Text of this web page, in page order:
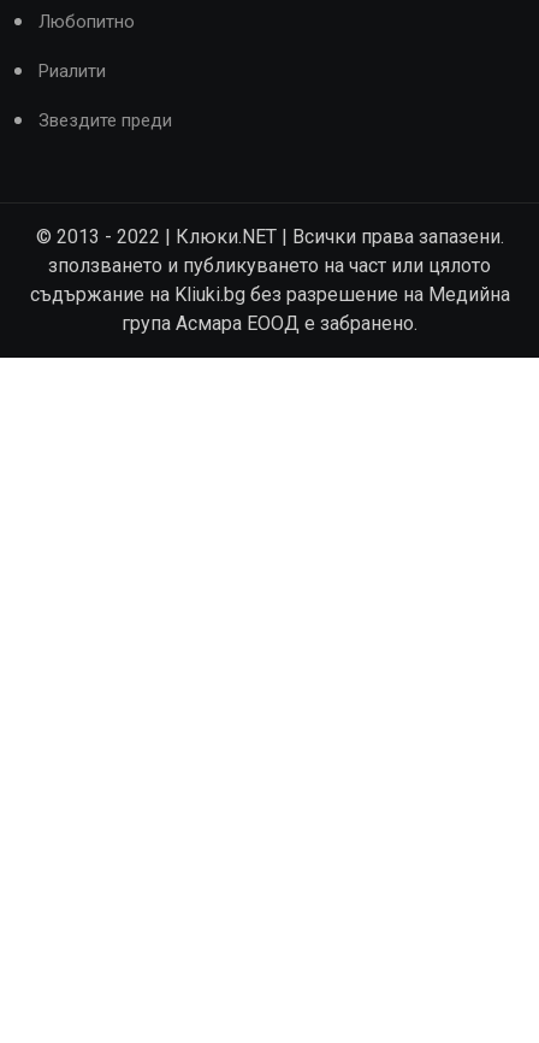
Любопитно
Риалити
Звездите преди
© 2013 - 2022 | Клюки.NET | Всички права запазени.
зползването и публикуването на част или цялото
съдържание на Kliuki.bg без разрешение на Медийна
група Асмара ЕООД е забранено.